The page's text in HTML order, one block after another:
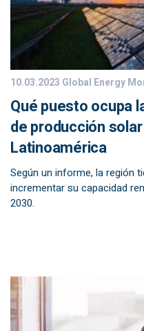
10.03.2023 Global Energy
Qué puesto ocupa
de producción
Latinoamérica
Según un informe, la región
incrementar su capacidad
2030.